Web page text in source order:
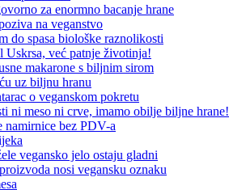
za enormno bacanje hrane
na veganstvo
do spasa biološke raznolikosti
Uskrsa, već patnje životinja!
makarone s biljnim sirom
uz biljnu hranu
o veganskom pokretu
ni meso ni crve, imamo obilje biljne hrane!
namirnice bez PDV-a
vegansko jelo ostaju gladni
nosi vegansku oznaku